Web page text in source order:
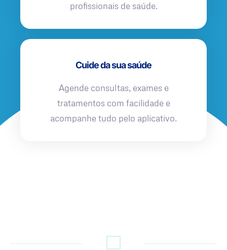
profissionais de saúde.
Cuide da sua saúde
Agende consultas, exames e
tratamentos com facilidade e
acompanhe tudo pelo aplicativo.